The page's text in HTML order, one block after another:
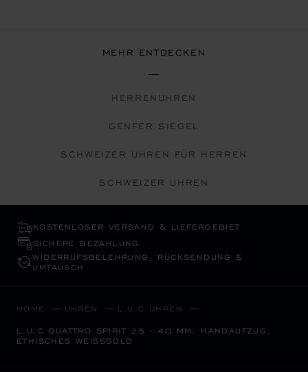
MEHR ENTDECKEN
HERRENUHREN
GENFER SIEGEL
SCHWEIZER UHREN FÜR HERREN
SCHWEIZER UHREN
KOSTENLOSER VERSAND & LIEFERGEBIET
SICHERE BEZAHLUNG
WIDERRUFS­BELEHRUNG, RÜCKSENDUNG &
UMTAUSCH
HOME UHREN L.U.C UHREN
L.U.C QUATTRO SPIRIT 25 - 40 MM, HANDAUFZUG,
ETHISCHES WEISSGOLD